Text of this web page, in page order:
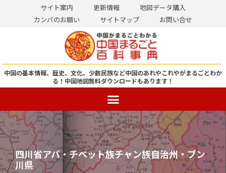
ン
ツ
ス
キ
ッ
プ
サイト案内 更新情報
地図データ購入
カンパのお願い
サイトマップ お問い合せ
中国の基本情報、歴史、文化、少数民族など中国のあれやこれやがまるごとわか
る！ 中国地図無料ダウンロードもあります！
四川省アバ・チベット族チャン族自治州・ブン
川県